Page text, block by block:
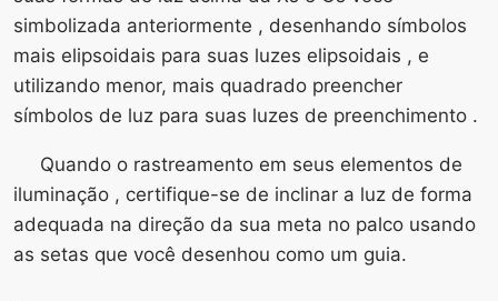
simbolizada anteriormente , desenhando símbolos
mais elipsoidais para suas luzes elipsoidais , e
utilizando menor, mais quadrado preencher
símbolos de luz para suas luzes de preenchimento .
Quando o rastreamento em seus elementos de
iluminação , certifique-se de inclinar a luz de forma
adequada na direção da sua meta no palco usando
as setas que você desenhou como um guia.